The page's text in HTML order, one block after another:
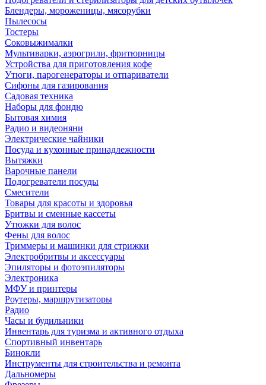
Блендеры, мороженицы, мясорубки
Пылесосы
Тостеры
Соковыжималки
Мультиварки, аэрогрили, фритюрницы
Устройства для приготовления кофе
Утюги, парогенераторы и отпариватели
Сифоны для газирования
Садовая техника
Наборы для фондю
Бытовая химия
Радио и видеоняни
Электрические чайники
Посуда и кухонные принадлежности
Вытяжки
Варочные панели
Подогреватели посуды
Смесители
Товары для красоты и здоровья
Бритвы и сменные кассеты
Утюжки для волос
Фены для волос
Триммеры и машинки для стрижки
Электробритвы и аксессуары
Эпиляторы и фотоэпиляторы
Электроника
МФУ и принтеры
Роутеры, маршрутизаторы
Радио
Часы и будильники
Инвентарь для туризма и активного отдыха
Спортивный инвентарь
Бинокли
Инструменты для строительства и ремонта
Дальномеры